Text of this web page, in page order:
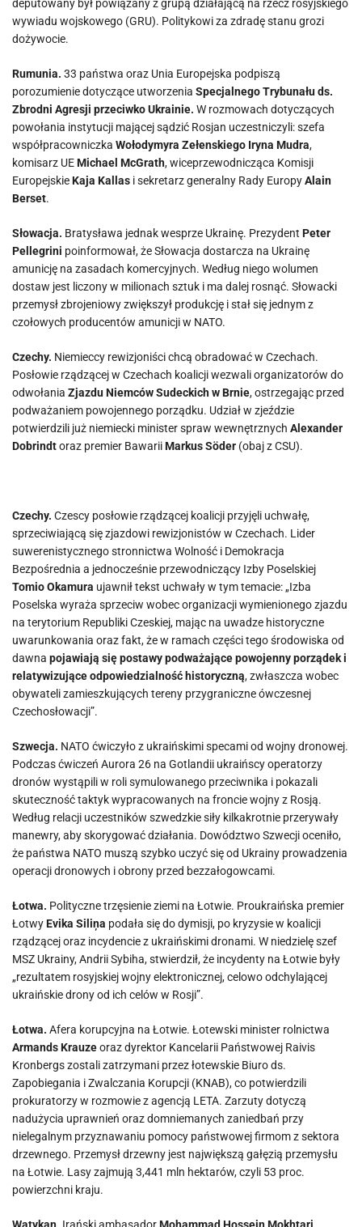
deputowany był powiązany z grupą działającą na rzecz rosyjskiego
wywiadu wojskowego (GRU). Politykowi za zdradę stanu grozi
dożywocie.
Rumunia. 33 państwa oraz Unia Europejska podpiszą
porozumienie dotyczące utworzenia Specjalnego Trybunału ds.
Zbrodni Agresji przeciwko Ukrainie. W rozmowach dotyczących
powołania instytucji mającej sądzić Rosjan uczestniczyli: szefa
współpracowniczka Wołodymyra Zełenskiego Iryna Mudra,
komisarz UEMichael McGrath, wiceprzewodnicząca Komisji
EuropejskieKaja Kallas i sekretarz generalny Rady EuropyAlain
Berset.
Słowacja. Bratysława jednak wesprze Ukrainę. Prezydent Peter
Pellegrini poinformował, że Słowacja dostarcza na Ukrainę
amunicję na zasadach komercyjnych. Według niego wolumen
dostaw jest liczony w milionach sztuk i ma dalej rosnąć. Słowacki
przemysł zbrojeniowy zwiększył produkcję i stał się jednym z
czołowych producentów amunicji w NATO.
Czechy. Niemieccy rewizjoniści chcą obradować w Czechach.
Posłowie rządzącej w Czechach koalicji wezwali organizatorów do
odwołania Zjazdu Niemców Sudeckich w Brnie, ostrzegając przed
podważaniem powojennego porządku. Udział w zjeździe
potwierdzili już niemiecki minister spraw wewnętrznych Alexander
Dobrindtoraz premier BawariiMarkus Söder (obaj z CSU).
Czechy. Czescy posłowie rządzącej koalicji przyjęli uchwałę,
sprzeciwiającą się zjazdowi rewizjonistów w Czechach. Lider
suwerenistycznego stronnictwa Wolność i Demokracja
Bezpośrednia a jednocześnie przewodniczący Izby Poselskiej
Tomio Okamura ujawnił tekst uchwały w tym temacie: „Izba
Poselska wyraża sprzeciw wobec organizacji wymienionego zjazdu
na terytorium Republiki Czeskiej, mając na uwadze historyczne
uwarunkowania oraz fakt, że w ramach części tego środowiska od
dawna pojawiają się postawy podważające powojenny porządek i
relatywizujące odpowiedzialność historyczną, zwłaszcza wobec
obywateli zamieszkujących tereny przygraniczne ówczesnej
Czechosłowacji”.
Szwecja. NATO ćwiczyło z ukraińskimi specami od wojny dronowej.
Podczas ćwiczeń Aurora 26 na Gotlandii ukraińscy operatorzy
dronów wystąpili w roli symulowanego przeciwnika i pokazali
skuteczność taktyk wypracowanych na froncie wojny z Rosją.
Według relacji uczestników szwedzkie siły kilkakrotnie przerywały
manewry, aby skorygować działania. Dowództwo Szwecji oceniło,
że państwa NATO muszą szybko uczyć się od Ukrainy prowadzenia
operacji dronowych i obrony przed bezzałogowcami.
Łotwa. Polityczne trzęsienie ziemi na Łotwie. Proukraińska premier
ŁotwyEvika Siliņa podała się do dymisji, po kryzysie w koalicji
rządzącej oraz incydencie z ukraińskimi dronami. W niedzielę szef
MSZ Ukrainy, Andrii Sybiha, stwierdził, że incydenty na Łotwie były
„rezultatem rosyjskiej wojny elektronicznej, celowo odchylającej
ukraińskie drony od ich celów w Rosji”.
Łotwa. Afera korupcyjna na Łotwie. Łotewski minister rolnictwa
Armands Krauzeoraz dyrektor Kancelarii Państwowej Raivis
Kronbergs zostali zatrzymani przez łotewskie Biuro ds.
Zapobiegania i Zwalczania Korupcji (KNAB), co potwierdzili
prokuratorzy w rozmowie z agencją LETA. Zarzuty dotyczą
nadużycia uprawnień oraz domniemanych zaniedbań przy
nielegalnym przyznawaniu pomocy państwowej firmom z sektora
drzewnego. Przemysł drzewny jest największą gałęzią przemysłu
na Łotwie. Lasy zajmują 3,441 mln hektarów, czyli 53 proc.
powierzchni kraju.